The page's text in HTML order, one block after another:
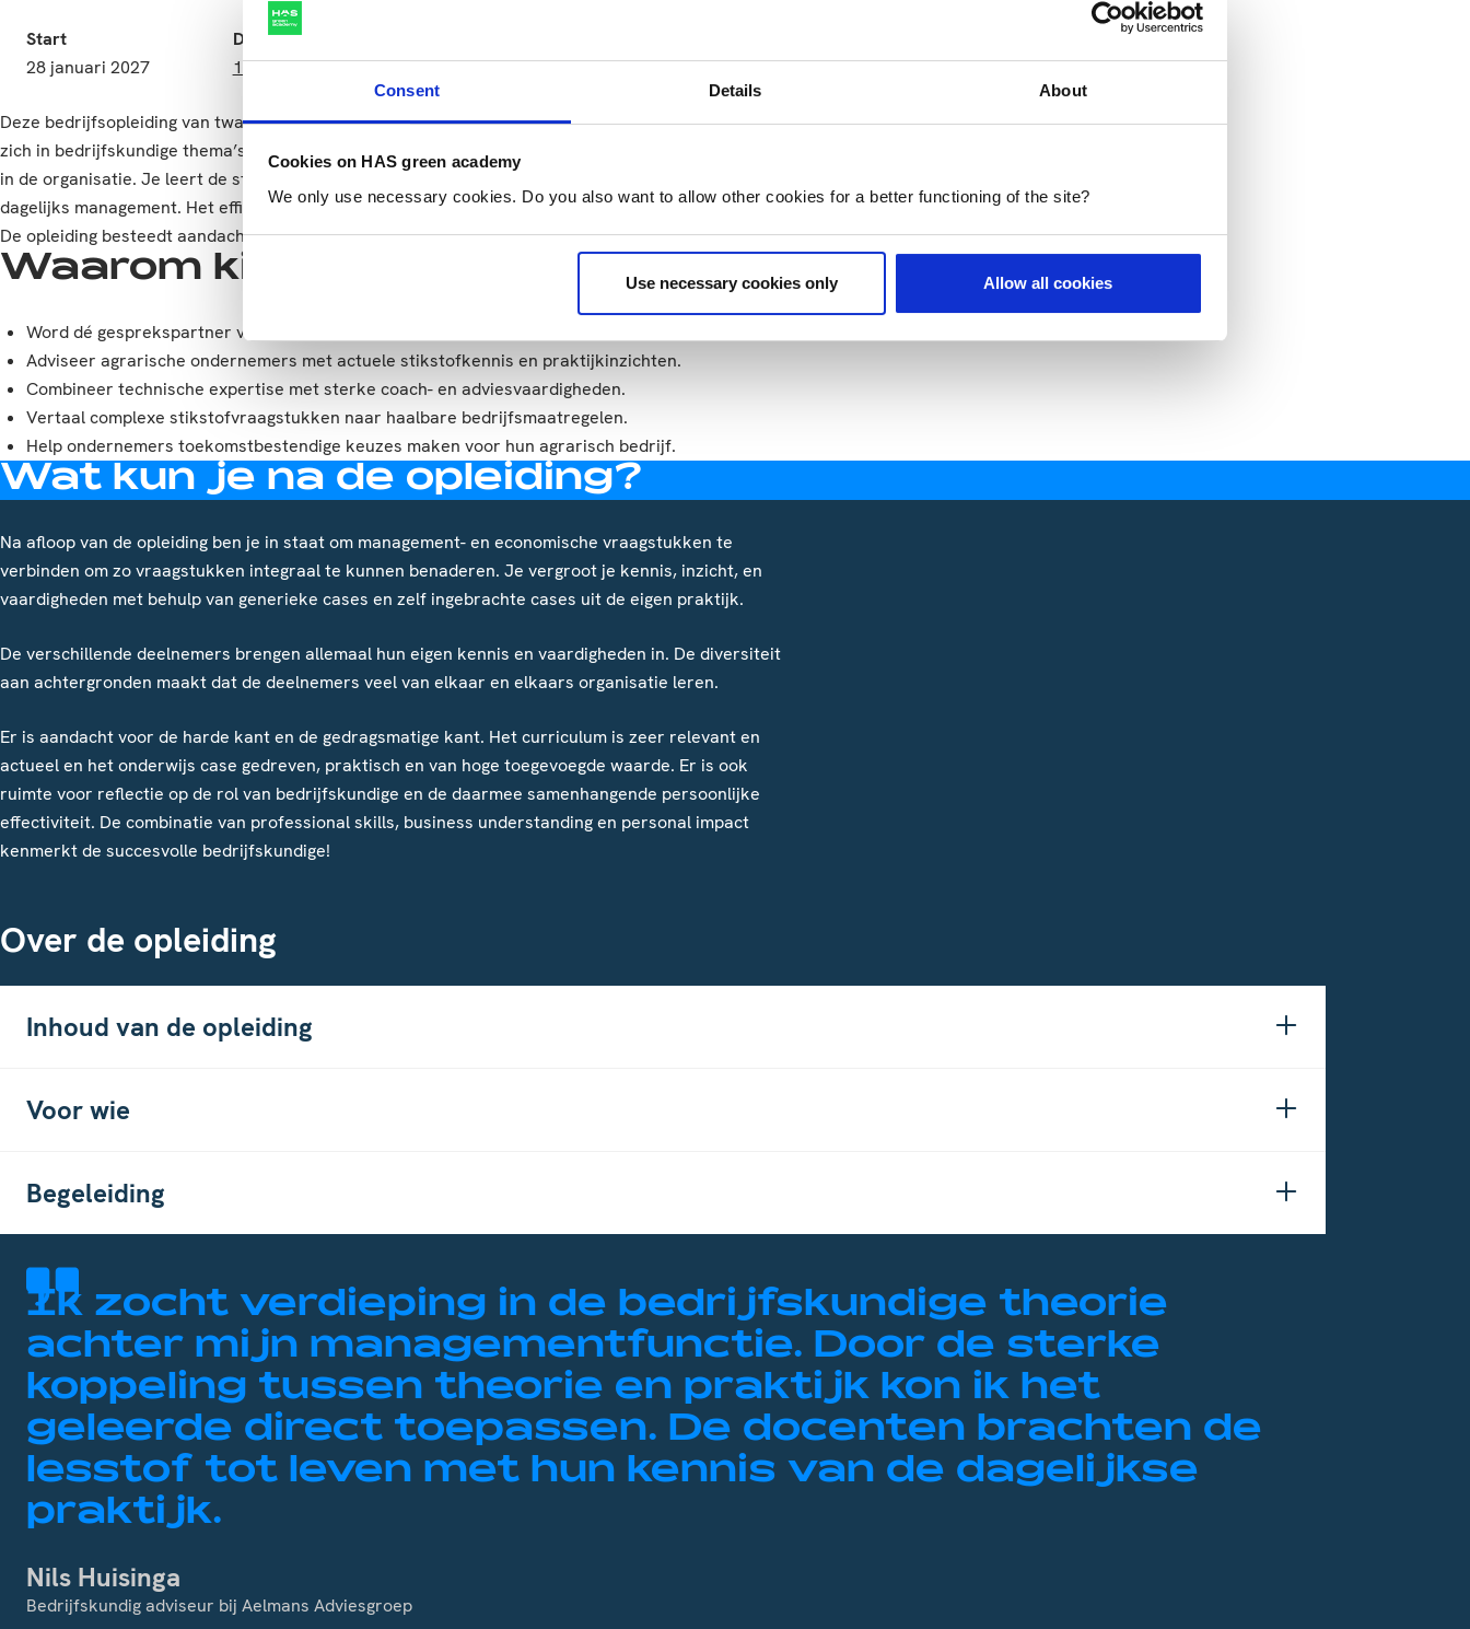
Consent Details About
Cookies on HAS green academy
We only use necessary cookies. Do you also want to allow other cookies for a better functioning of the site?
Use necessary cookies only Allow all cookies
Start
28 januari 2027
Duur
18 dagen
Nederlands
Venlo
Kostendetails
Deze bedrijfsopleiding van twaalf maanden richt zich op professionals in de agrifood sector die
zich in bedrijfskundige thema’s willen bekwamen. De bedrijfskundige is een belangrijke verbinder
in de organisatie. Je leert de strategische uitgangspunten van de organisatie vertalen naar
dagelijks management. Het efficiënt en effectief organiseren van processen staat daarbij centraal.
De opleiding besteedt aandacht aan de belangrijkste bedrijfskundige gebieden.
Waarom kiezen voor deze opleiding?
Word dé gesprekspartner voor stikstofvraagstukken in de agrarische sector.
Adviseer agrarische ondernemers met actuele stikstofkennis en praktijkinzichten.
Combineer technische expertise met sterke coach- en adviesvaardigheden.
Vertaal complexe stikstofvraagstukken naar haalbare bedrijfsmaatregelen.
Help ondernemers toekomstbestendige keuzes maken voor hun agrarisch bedrijf.
Wat kun je na de opleiding?
Na afloop van de opleiding ben je in staat om management- en economische vraagstukken te
verbinden om zo vraagstukken integraal te kunnen benaderen. Je vergroot je kennis, inzicht, en
vaardigheden met behulp van generieke cases en zelf ingebrachte cases uit de eigen praktijk.
De verschillende deelnemers brengen allemaal hun eigen kennis en vaardigheden in. De diversiteit
aan achtergronden maakt dat de deelnemers veel van elkaar en elkaars organisatie leren.
Er is aandacht voor de harde kant en de gedragsmatige kant. Het curriculum is zeer relevant en
actueel en het onderwijs case gedreven, praktisch en van hoge toegevoegde waarde. Er is ook
ruimte voor reflectie op de rol van bedrijfskundige en de daarmee samenhangende persoonlijke
effectiviteit. De combinatie van professional skills, business understanding en personal impact
kenmerkt de succesvolle bedrijfskundige!
Over de opleiding
Inhoud van de opleiding
Voor wie
Begeleiding
Ik zocht verdieping in de bedrijfskundige theorie
achter mijn managementfunctie. Door de sterke
koppeling tussen theorie en praktijk kon ik het
geleerde direct toepassen. De docenten brachten de
lesstof tot leven met hun kennis van de dagelijkse
praktijk.
Nils Huisinga
Bedrijfskundig adviseur bij Aelmans Adviesgroep